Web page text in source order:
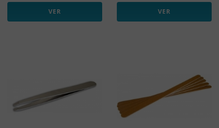
VER VER